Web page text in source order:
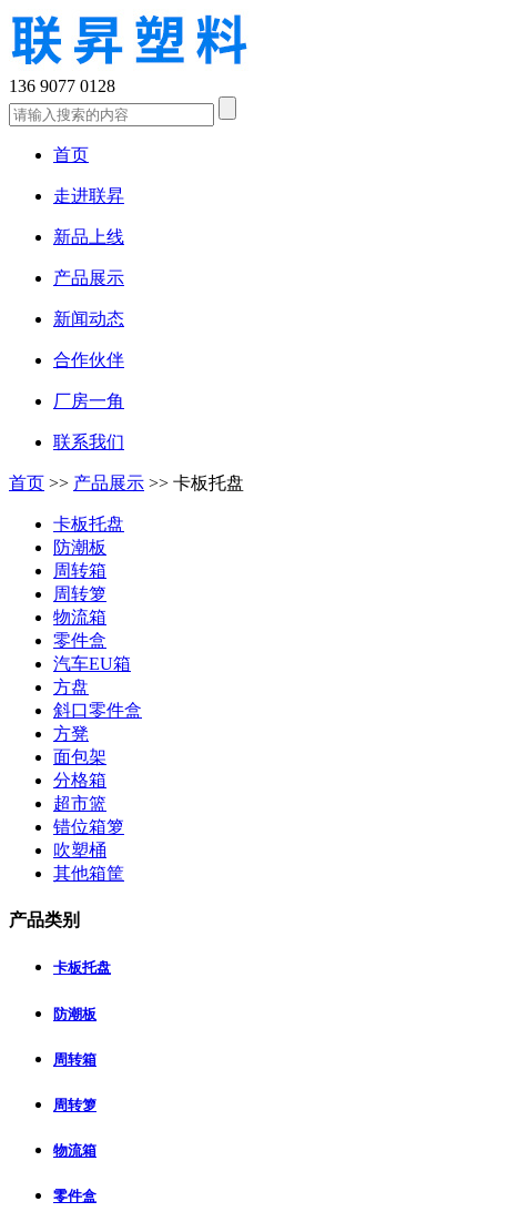
136 9077 0128
首页
走进联昇
新品上线
产品展示
新闻动态
合作伙伴
厂房一角
联系我们
首页 >> 产品展示 >> 卡板托盘
卡板托盘
防潮板
周转箱
周转箩
物流箱
零件盒
汽车EU箱
方盘
斜口零件盒
方凳
面包架
分格箱
超市篮
错位箱箩
吹塑桶
其他箱筐
产品类别
卡板托盘
防潮板
周转箱
周转箩
物流箱
零件盒